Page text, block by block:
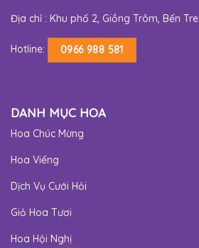
Địa chỉ : Khu phố 2, Giồng Trôm, Bến Tre
Hotline: 0966 988 581
DANH MỤC HOA
Hoa Chúc Mừng
Hoa Viếng
Dịch Vụ Cưới Hỏi
Giỏ Hoa Tươi
Hoa Hội Nghị